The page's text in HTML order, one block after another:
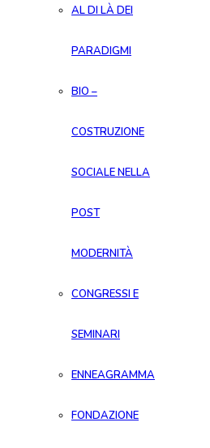
AL DI LÀ DEI
PARADIGMI
BIO –
COSTRUZIONE
SOCIALE NELLA
POST
MODERNITÀ
CONGRESSI E
SEMINARI
ENNEAGRAMMA
FONDAZIONE